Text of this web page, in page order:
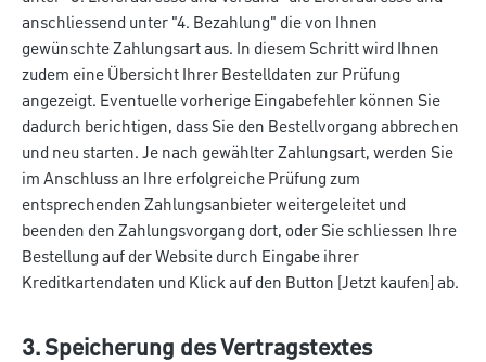
anschliessend unter "4. Bezahlung" die von Ihnen
gewünschte Zahlungsart aus. In diesem Schritt wird Ihnen
zudem eine Übersicht Ihrer Bestelldaten zur Prüfung
angezeigt. Eventuelle vorherige Eingabefehler können Sie
dadurch berichtigen, dass Sie den Bestellvorgang abbrechen
und neu starten. Je nach gewählter Zahlungsart, werden Sie
im Anschluss an Ihre erfolgreiche Prüfung zum
entsprechenden Zahlungsanbieter weitergeleitet und
beenden den Zahlungsvorgang dort, oder Sie schliessen Ihre
Bestellung auf der Website durch Eingabe ihrer
Kreditkartendaten und Klick auf den Button [Jetzt kaufen] ab.
3. Speicherung des Vertragstextes